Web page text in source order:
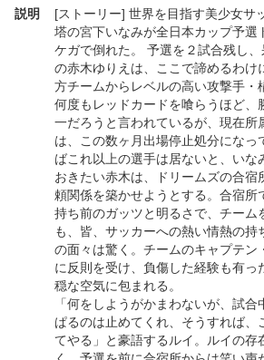
説明
[ストーリー] 世界を目指す美少女サ
塔の宮下いなみが全日本カップ予
ケガで倒れた。 予選を２試合残し
の赤木ゆりえは、ここで諦めるわ
方チームからレベルの高い攻撃手
何度もレッドカードを喰らうほど
一だろうと言われているが、現在
は、この数ヶ月出場停止処分にな
ばこれ以上の選手は居ないと、い
おきたい赤木は、ドリームズの合
頼関係を築かせようとする。合宿
持ち前のガッツと明るさで、チー
も、皆、サッカーへの熱い情熱の
の面々は驚く。チームのキャプテ
に反則を受け、負傷した経験も有
穏な空気に包まれる。
「何をしようがかまわないが、試
ぱるのは止めてくれ、そうすれば
てやる」と豪語するルイ。ルイの